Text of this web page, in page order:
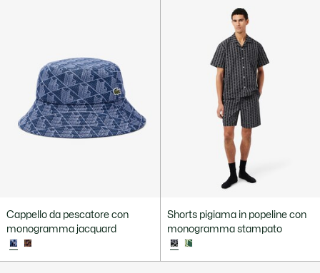
Cappello da pescatore con
monogramma jacquard
Shorts pigiama in popeline con
monogramma stampato